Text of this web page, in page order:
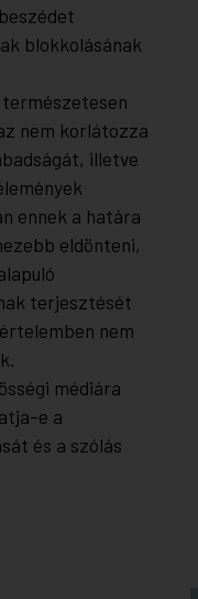
blokkolásának
nem korlátozza
illetve
ennek a határa
eldönteni,
terjesztését
nem
médiára
e a
és a szólás